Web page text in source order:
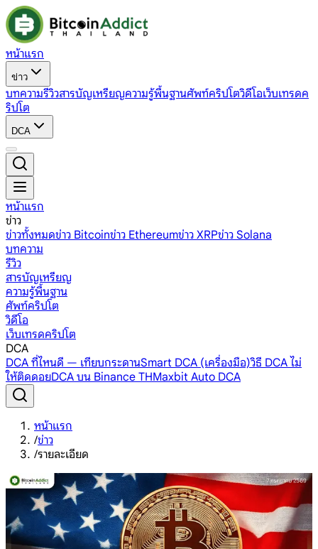
หน้าแรก
ข่าว
บทความรีวิวสารบัญเหรียญความรู้พื้นฐานศัพท์คริปโตวิดีโอเว็บเทรดค
ริปโต
DCA
หน้าแรก
ข่าว
ข่าวทั้งหมดข่าว Bitcoinข่าว Ethereumข่าว XRPข่าว Solana
บทความ
รีวิว
สารบัญเหรียญ
ความรู้พื้นฐาน
ศัพท์คริปโต
วิดีโอ
เว็บเทรดคริปโต
DCA
DCA ที่ไหนดี — เทียบกระดานSmart DCA (เครื่องมือ)วิธี DCA ไม่
ให้ติดดอยDCA บน Binance THMaxbit Auto DCA
หน้าแรก
/ข่าว
/รายละเอียด